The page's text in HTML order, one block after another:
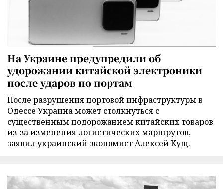
На Украине предупредили об
удорожании китайской электроники
после ударов по портам
После разрушения портовой инфраструктуры в
Одессе Украина может столкнуться с
существенным подорожанием китайских товаров
из-за изменения логистических маршрутов,
заявил украинский экономист Алексей Кущ.